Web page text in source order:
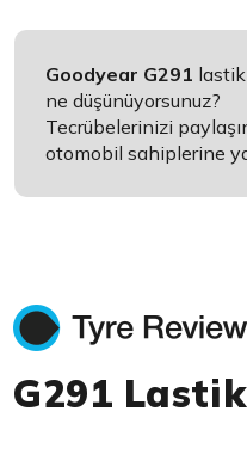
Goodyear G291
ne düşünüyorsunuz?
Tecrübelerinizi
otomobil sahiplerine
G291